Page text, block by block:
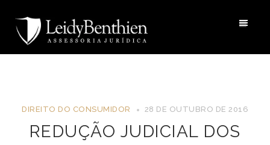
DIREITO DO CONSUMIDOR 28 DE OUTUBRO DE 2016
REDUÇÃO JUDICIAL DOS